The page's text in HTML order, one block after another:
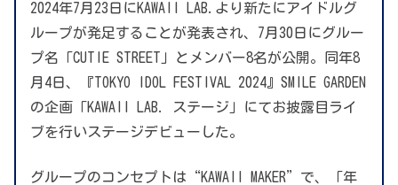
2024年7月23日にKAWAII LAB.より新たにアイドルグ
ループが発足することが発表され、7月30日にグルー
プ名「CUTIE STREET」とメンバー8名が公開。同年8
月4日、『TOKYO IDOL FESTIVAL 2024』SMILE GARDEN
の企画「KAWAII LAB. ステージ」にてお披露目ライ
ブを行いステージデビューした。
グループのコンセプトは“KAWAII MAKER”で、「年